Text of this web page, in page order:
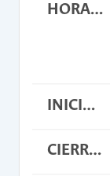
HORARIO
INICIO INSCRIPCIONES
CIERRE INSCRIPCIONES